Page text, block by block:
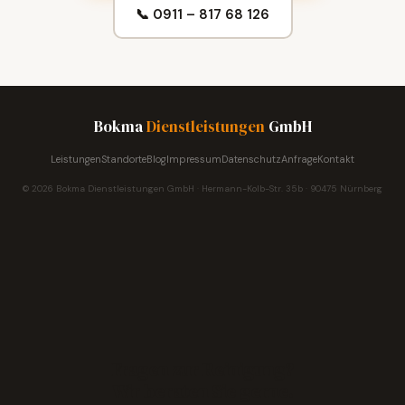
📞 0911 – 817 68 126
BokmaDienstleistungen GmbH
LeistungenStandorteBlogImpressumDatenschutzAnfrageKontakt
© 2026 Bokma Dienstleistungen GmbH · Hermann-Kolb-Str. 35b · 90475 Nürnberg